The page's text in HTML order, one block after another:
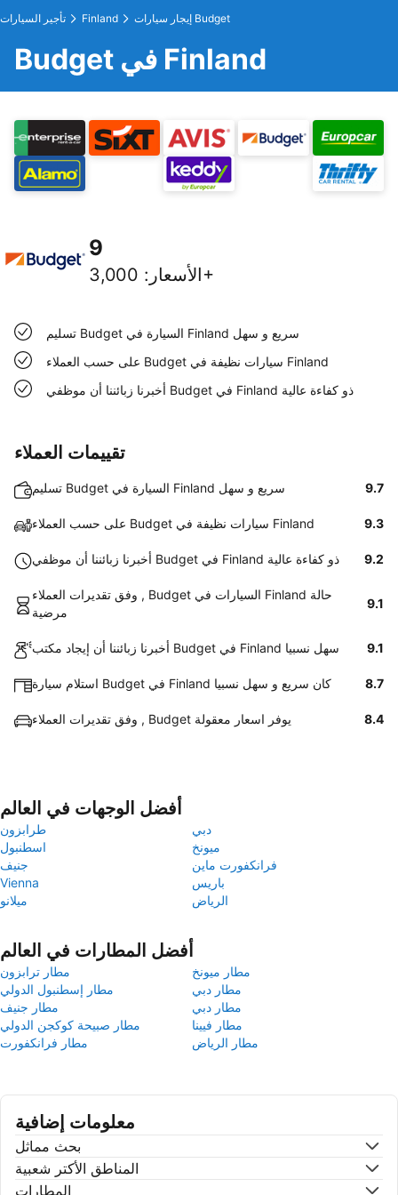
تأجير السيارات Finland إيجار سيارات Budget
Budget في Finland
9
الأسعار : 3,000+
تسليم Budget السيارة في Finland سريع و سهل
على حسب العملاء Budget سيارات نظيفة في Finland
أخبرنا زبائننا أن موظفي Budget في Finland ذو كفاءة عالية
تقييمات العملاء
تسليم Budget السيارة في Finland سريع و سهل 9.7
على حسب العملاء Budget سيارات نظيفة في Finland 9.3
أخبرنا زبائننا أن موظفي Budget في Finland ذو كفاءة عالية 9.2
وفق تقديرات العملاء , Budget السيارات في Finland حالة
مرضية
9.1
أخبرنا زبائننا أن إيجاد مكتب Budget في Finland سهل نسبيا 9.1
استلام سيارة Budget في Finland كان سريع و سهل نسبيا 8.7
وفق تقديرات العملاء , Budget يوفر اسعار معقولة 8.4
أفضل الوجهات في العالم
طرابزون
دبي
اسطنبول
ميونخ
جنيف
فرانكفورت ماين
Vienna
باريس
ميلانو
الرياض
أفضل المطارات في العالم
مطار ترابزون
مطار ميونخ
مطار إسطنبول الدولي
مطار دبي
مطار جنيف
مطار دبي
مطار صبيحة كوكجن الدولي
مطار فيينا
مطار فرانكفورت
مطار الرياض
معلومات إضافية
بحث مماثل
المناطق الأكتر شعبية
المطارات